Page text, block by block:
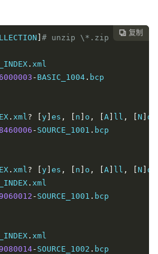
 复制
# unzip \*.zip
. xml
- BASIC_1004 . bcp
. xml? y es , n o , A ll , N
- SOURCE_1001 . bcp
. xml? y es , n o , A ll , N
. xml
- SOURCE_1001 . bcp
. xml
- SOURCE_1002 . bcp